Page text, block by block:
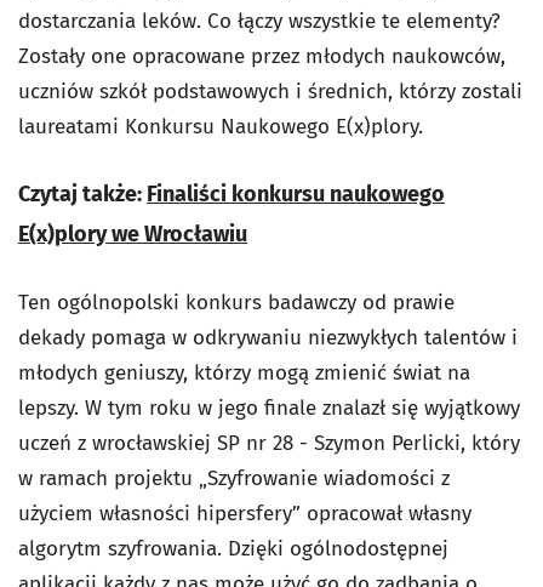
dostarczania leków. Co łączy wszystkie te elementy?
Zostały one opracowane przez młodych naukowców,
uczniów szkół podstawowych i średnich, którzy zostali
laureatami Konkursu Naukowego E(x)plory.
Czytaj także: Finaliści konkursu naukowego
E(x)plory we Wrocławiu
Ten ogólnopolski konkurs badawczy od prawie
dekady pomaga w odkrywaniu niezwykłych talentów i
młodych geniuszy, którzy mogą zmienić świat na
lepszy. W tym roku w jego finale znalazł się wyjątkowy
uczeń z wrocławskiej SP nr 28 - Szymon Perlicki, który
w ramach projektu „Szyfrowanie wiadomości z
użyciem własności hipersfery” opracował własny
algorytm szyfrowania. Dzięki ogólnodostępnej